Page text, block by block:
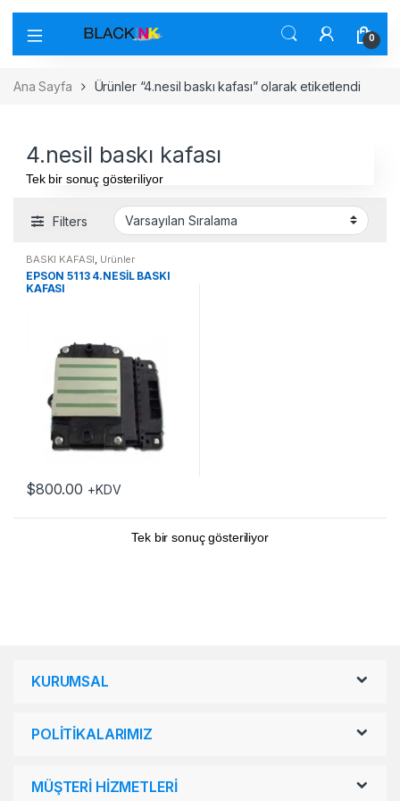
0
Ana Sayfa Ürünler “4.nesil baskı kafası” olarak etiketlendi
4.nesil baskı kafası
Tek bir sonuç gösteriliyor
Filters
BASKI KAFASI, Ürünler
EPSON 5113 4.NESİL BASKI
KAFASI
$800.00 +KDV
Tek bir sonuç gösteriliyor
KURUMSAL
POLİTİKALARIMIZ
MÜŞTERİ HİZMETLERİ